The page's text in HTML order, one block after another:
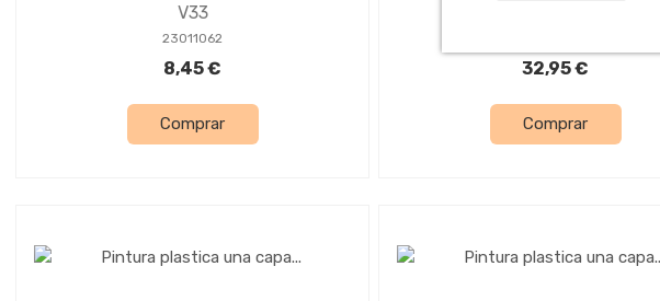
V33
23011062
8,45 €
Comprar
32,95 €
Comprar